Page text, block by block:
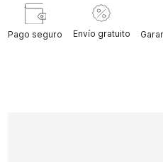
Pago seguro Envío gratuito